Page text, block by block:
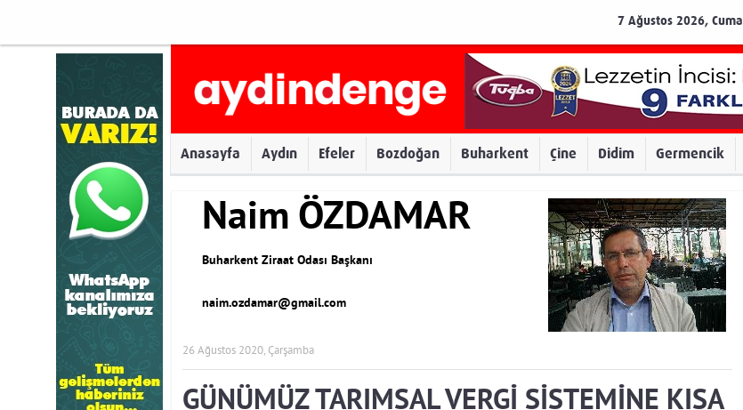
7 Ağustos 2026, Cuma
Anasayfa Aydın Efeler Bozdoğan Buharkent Çine Didim Germencik
Naim ÖZDAMAR
Buharkent Ziraat Odası Başkanı
naim.ozdamar@gmail.com
26 Ağustos 2020, Çarşamba
GÜNÜMÜZ TARIMSAL VERGİ SİSTEMİNE KISA